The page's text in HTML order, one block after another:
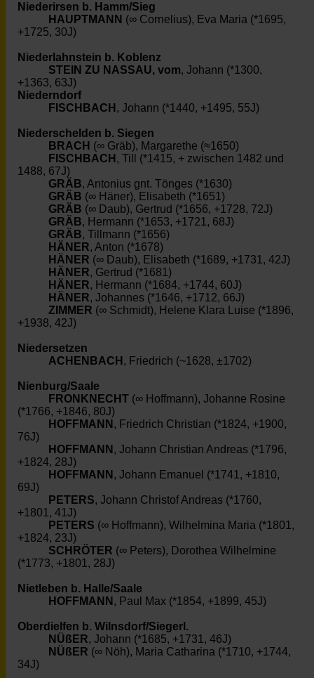
Niederirsen b. Hamm/Sieg
HAUPTMANN (∞ Cornelius), Eva Maria (*1695,
+1725, 30J)
Niederlahnstein b. Koblenz
STEIN ZU NASSAU, vom, Johann (*1300,
+1363, 63J)
Niederndorf
FISCHBACH , Johann (*1440, +1495, 55J)
Niederschelden b. Siegen
BRACH (∞ Gräb), Margarethe (≈1650)
FISCHBACH , Till (*1415, + zwischen 1482 und
1488, 67J)
GRÄB, Antonius gnt. Tönges (*1630)
GRÄB (∞ Häner), Elisabeth (*1651)
GRÄB (∞ Daub), Gertrud (*1656, +1728, 72J)
GRÄB, Hermann (*1653, +1721, 68J)
GRÄB, Tillmann (*1656)
HÄNER, Anton (*1678)
HÄNER (∞ Daub), Elisabeth (*1689, +1731, 42J)
HÄNER, Gertrud (*1681)
HÄNER, Hermann (*1684, +1744, 60J)
HÄNER, Johannes (*1646, +1712, 66J)
ZIMMER (∞ Schmidt), Helene Klara Luise (*1896,
+1938, 42J)
Niedersetzen
ACHENBACH , Friedrich (~1628, ±1702)
Nienburg/Saale
FRONKNECHT (∞ Hoffmann), Johanne Rosine
(*1766, +1846, 80J)
HOFFMANN , Friedrich Christian (*1824, +1900,
76J)
HOFFMANN , Johann Christian Andreas (*1796,
+1824, 28J)
HOFFMANN , Johann Emanuel (*1741, +1810,
69J)
PETERS, Johann Christof Andreas (*1760,
+1801, 41J)
PETERS (∞ Hoffmann), Wilhelmina Maria (*1801,
+1824, 23J)
SCHRÖTER (∞ Peters), Dorothea Wilhelmine
(*1773, +1801, 28J)
Nietleben b. Halle/Saale
HOFFMANN , Paul Max (*1854, +1899, 45J)
Oberdielfen b. Wilnsdorf/Siegerl.
NÜßER, Johann (*1685, +1731, 46J)
NÜßER (∞ Nöh), Maria Catharina (*1710, +1744,
34J)